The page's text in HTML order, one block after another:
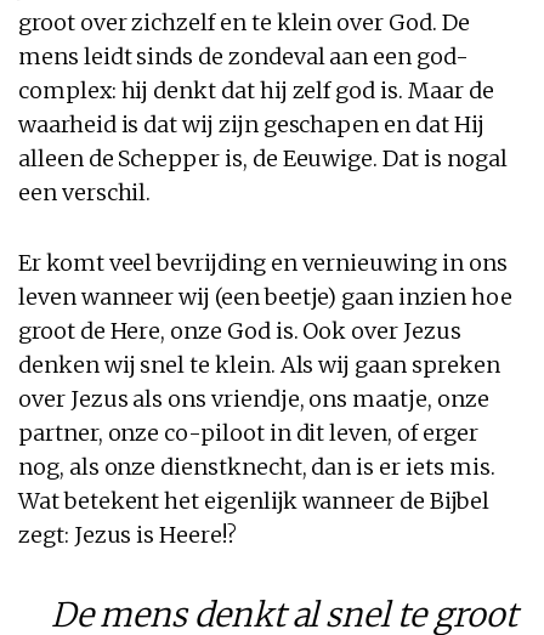
groot over zichzelf en te klein over God. De
mens leidt sinds de zondeval aan een god-
complex: hij denkt dat hij zelf god is. Maar de
waarheid is dat wij zijn geschapen en dat Hij
alleen de Schepper is, de Eeuwige. Dat is nogal
een verschil.
Er komt veel bevrijding en vernieuwing in ons
leven wanneer wij (een beetje) gaan inzien hoe
groot de Here, onze God is. Ook over Jezus
denken wij snel te klein. Als wij gaan spreken
over Jezus als ons vriendje, ons maatje, onze
partner, onze co-piloot in dit leven, of erger
nog, als onze dienstknecht, dan is er iets mis.
Wat betekent het eigenlijk wanneer de Bijbel
zegt: Jezus is Heere!?
De mens denkt al snel te groot